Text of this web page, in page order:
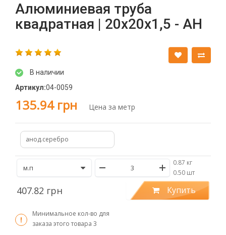
Алюминиевая труба
квадратная | 20х20х1,5 - АН
В наличии
Артикул:04-0059
135.94 грн Цена за метр
анод.серебро
0.87 кг
/0.50 шт
407.82 грн Купить
Минимальное кол-во для
заказа этого товара 3